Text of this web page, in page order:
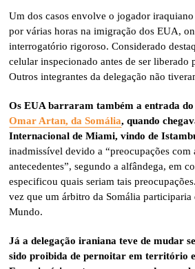
Um dos casos envolve o jogador
por várias horas na imigração dos EUA,
interrogatório rigoroso. Considerado
celular inspecionado antes de ser liberado
Outros integrantes da delegação não
Os EUA barraram também a entrada
Omar Artan, da Somália, quando
Internacional de Miami, vindo de
inadmissível devido a “preocupações com
antecedentes”, segundo a alfândega, em
especificou quais seriam tais
vez que um árbitro da Somália participaria
Mundo.
Já a delegação iraniana teve de mudar
sido proibida de pernoitar em território